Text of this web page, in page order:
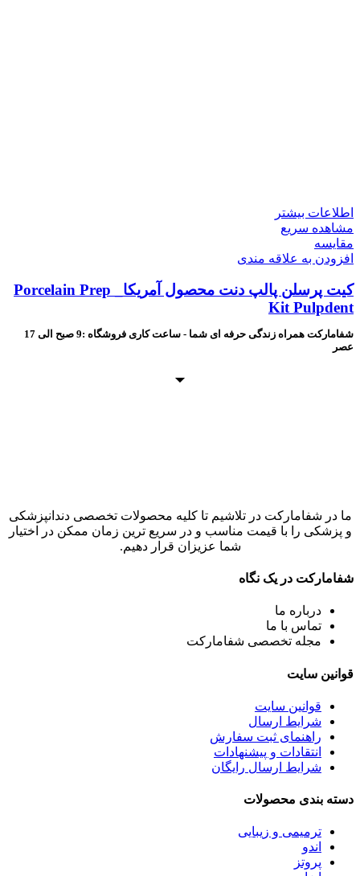
اطلاعات بیشتر
مشاهده سریع
مقایسه
افزودن به علاقه مندی
کیت پرسلن پالپ دنت محصول آمریکا_ Porcelain Prep
Kit Pulpdent
شفامارکت همراه زندگی حرفه ای شما - ساعت کاری فروشگاه :9 صبح الی 17
عصر
ما در شفامارکت در تلاشیم تا کلیه محصولات تخصصی دندانپزشکی
و پزشکی را با قیمت مناسب و در سریع ترین زمان ممکن در اختیار
شما عزیزان قرار دهیم.
شفامارکت در یک نگاه
درباره ما
تماس با ما
مجله تخصصی شفامارکت
قوانین سایت
قوانین سایت
شرایط ارسال
راهنمای ثبت سفارش
انتقادات و پیشنهادات
شرایط ارسال رایگان
دسته بندی محصولات
ترمیمی و زیبایی
اندو
پروتز